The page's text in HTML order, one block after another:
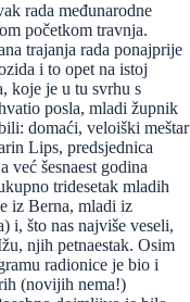
rada međunarodne
početkom travnja.
trajanja rada ponajprije
i to opet na istoj
koje je u tu svrhu s
posla, mladi župnik
domaći, veloiški meštar
Lips, predsjednica
već šesnaest godina
tridesetak mladih
iz Berna, mladi iz
i, što nas najviše veseli,
njih petnaestak. Osim
radionice je bio i
(novijih nema!)